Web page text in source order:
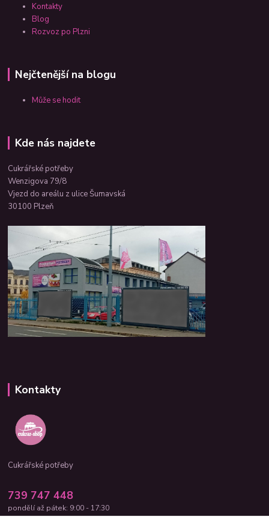
Kontakty
Blog
Rozvoz po Plzni
Nejčtenější na blogu
Může se hodit
Kde nás najdete
Cukrářské potřeby
Wenzigova 79/8
Vjezd do areálu z ulice Šumavská
30100 Plzeň
Kontakty
Cukrářské potřeby
739 747 448
pondělí až pátek: 9:00 - 17:30